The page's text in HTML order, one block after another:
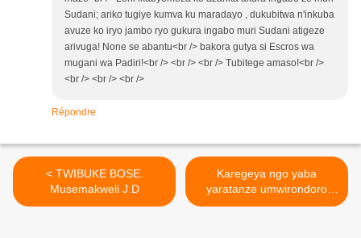
Sudani; ariko tugiye kumva ku maradayo , dukubitwa n'inkuba
avuze ko iryo jambo ryo gukura ingabo muri Sudani atigeze
arivuga! None se abantu<br /> bakora gutya si Escros wa
mugani wa Padiri!<br /> <br /> <br /> Tubitege amaso!<br />
<br /> <br /> <br />
Répondre
< TWIBUKE BOSE.
Musemakweli J.D
Karegeya ngo yaba
yaratanze umwirondoro
wuzuye ibinyoma ubwo